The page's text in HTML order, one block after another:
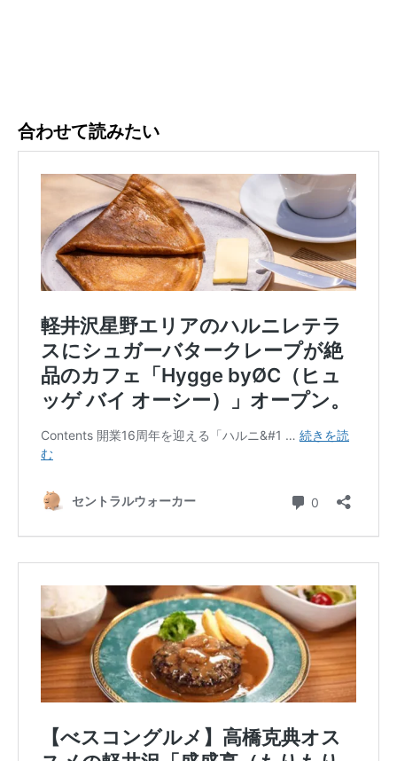
合わせて読みたい